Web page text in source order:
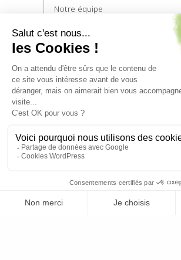
Notre équipe
Devenez prescripteur
Mentions légales
Politique de cookies
Politique de confidentialité
02 23 42 09 28
SIÈGE SOCIAL
35136 SAINT JACQUES DE LA LANDE